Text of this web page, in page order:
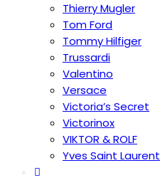
Thierry Mugler
Tom Ford
Tommy Hilfiger
Trussardi
Valentino
Versace
Victoria’s Secret
Victorinox
VIKTOR & ROLF
Yves Saint Laurent